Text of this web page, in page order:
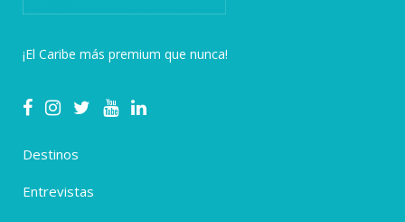
¡El Caribe más premium que nunca!
Destinos
Entrevistas